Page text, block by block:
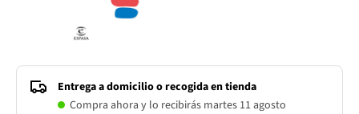
Entrega a domicilio o recogida en tienda
Compra ahora y lo recibirás martes 11 agosto